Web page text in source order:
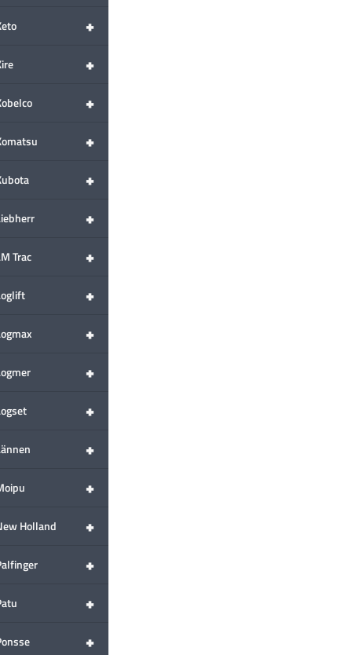
+
+
+
+
+
+
+
Trac
+
+
+
+
+
+
+
Holland
+
+
+